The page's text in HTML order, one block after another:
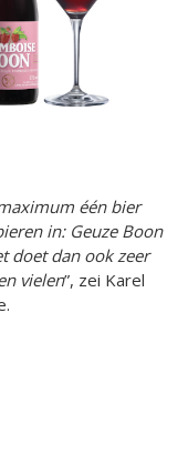
één bier
in: Geuze Boon
doet dan ook zeer
vielen”, zei Karel